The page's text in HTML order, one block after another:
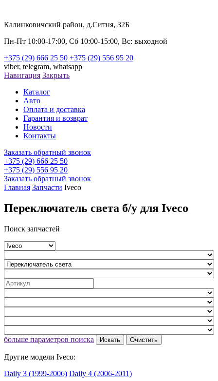
Калинковичский район, д.Ситня, 32Б
Пн-Пт 10:00-17:00, Сб 10:00-15:00, Вс: выходной
+375 (29) 666 25 50 +375 (29) 556 95 20
viber, telegram, whatsapp
Навигация Закрыть
Каталог
Авто
Оплата и доставка
Гарантия и возврат
Новости
Контакты
Заказать обратный звонок
+375 (29) 666 25 50
+375 (29) 556 95 20
Заказать обратный звонок
Главная Запчасти Iveco
Переключатель света б/у для Iveco
Поиск запчастей
больше параметров поиска Искать Очистить
Другие модели Iveco:
Daily 3 (1999-2006) Daily 4 (2006-2011)